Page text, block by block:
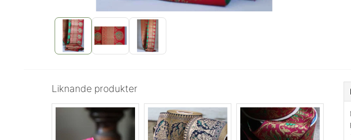
Liknande produkter